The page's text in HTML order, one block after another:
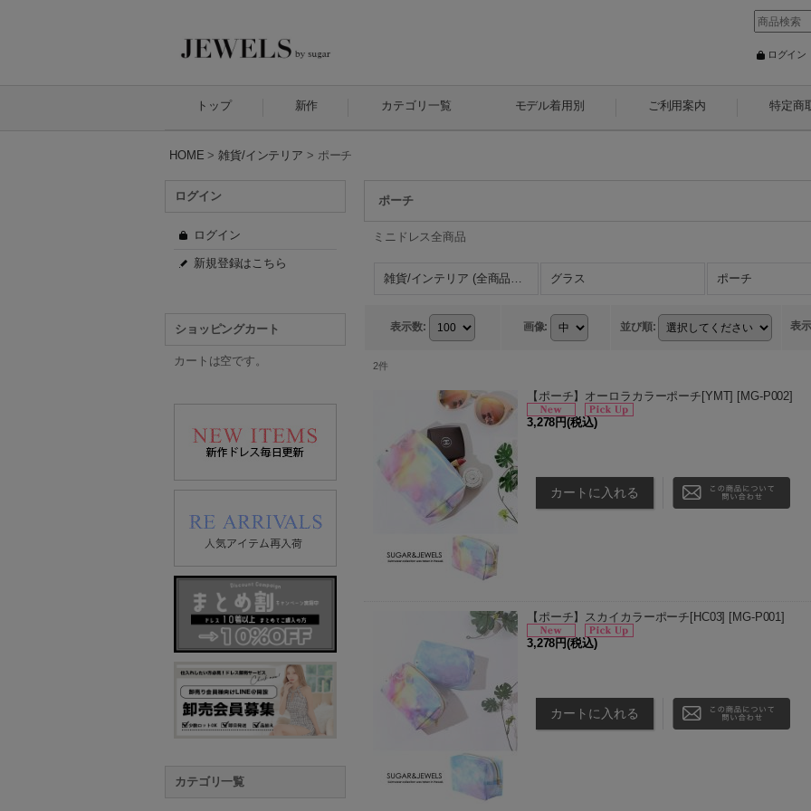
ログイン
トップ 新作 カテゴリ一覧 モデル着用別 ご利用案内 特定商
HOME > 雑貨/インテリア > ポーチ
ログイン
ログイン
新規登録はこちら
ショッピングカート
カートは空です。
カテゴリ一覧
ポーチ
ミニドレス全商品
雑貨/インテリア (全商品リスト) グラス ポーチ
表示数: 画像: 並び順: 表
2件
【ポーチ】オーロラカラーポーチ[YMT] [MG-P002]
3,278円(税込)
【ポーチ】スカイカラーポーチ[HC03] [MG-P001]
3,278円(税込)